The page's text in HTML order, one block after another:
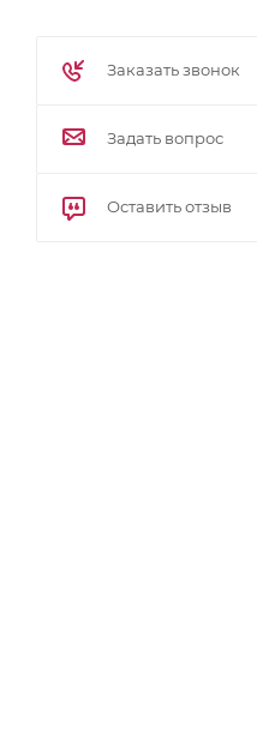
Заказать звонок
Задать вопрос
Оставить отзыв